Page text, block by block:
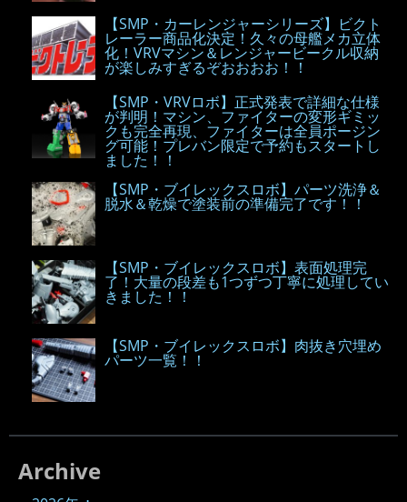
【SMP・カーレンジャーシリーズ】ビクト
レーラー商品化決定！久々の母艦メカ立体
化！VRVマシン＆レンジャービークル収納
が楽しみすぎるぞおおおお！！
【SMP・VRVロボ】正式発表で詳細な仕様
が判明！マシン、ファイターの変形ギミッ
クも完全再現、ファイターは全員ポージン
グ可能！プレバン限定で予約もスタートし
ました！！
【SMP・ブイレックスロボ】パーツ洗浄＆
脱水＆乾燥で塗装前の準備完了です！！
【SMP・ブイレックスロボ】表面処理完
了！大量の段差も1つずつ丁寧に処理してい
きました！！
【SMP・ブイレックスロボ】肉抜き穴埋め
パーツ一覧！！
Archive